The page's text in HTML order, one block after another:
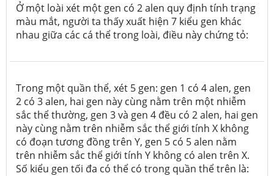
Ở một loài xét một gen có 2 alen quy định tính trạng
màu mắt, người ta thấy xuất hiện 7 kiểu gen khác
nhau giữa các cá thể trong loài, điều này chứng tỏ:
Trong một quần thể, xét 5 gen: gen 1 có 4 alen, gen
2 có 3 alen, hai gen này cùng nằm trên một nhiễm
sắc thể thường, gen 3 và gen 4 đều có 2 alen, hai gen
này cùng nằm trên nhiễm sắc thể giới tính X không
có đoạn tương đồng trên Y, gen 5 có 5 alen nằm
trên nhiễm sắc thể giới tính Y không có alen trên X.
Số kiểu gen tối đa có thể có trong quần thể trên là: